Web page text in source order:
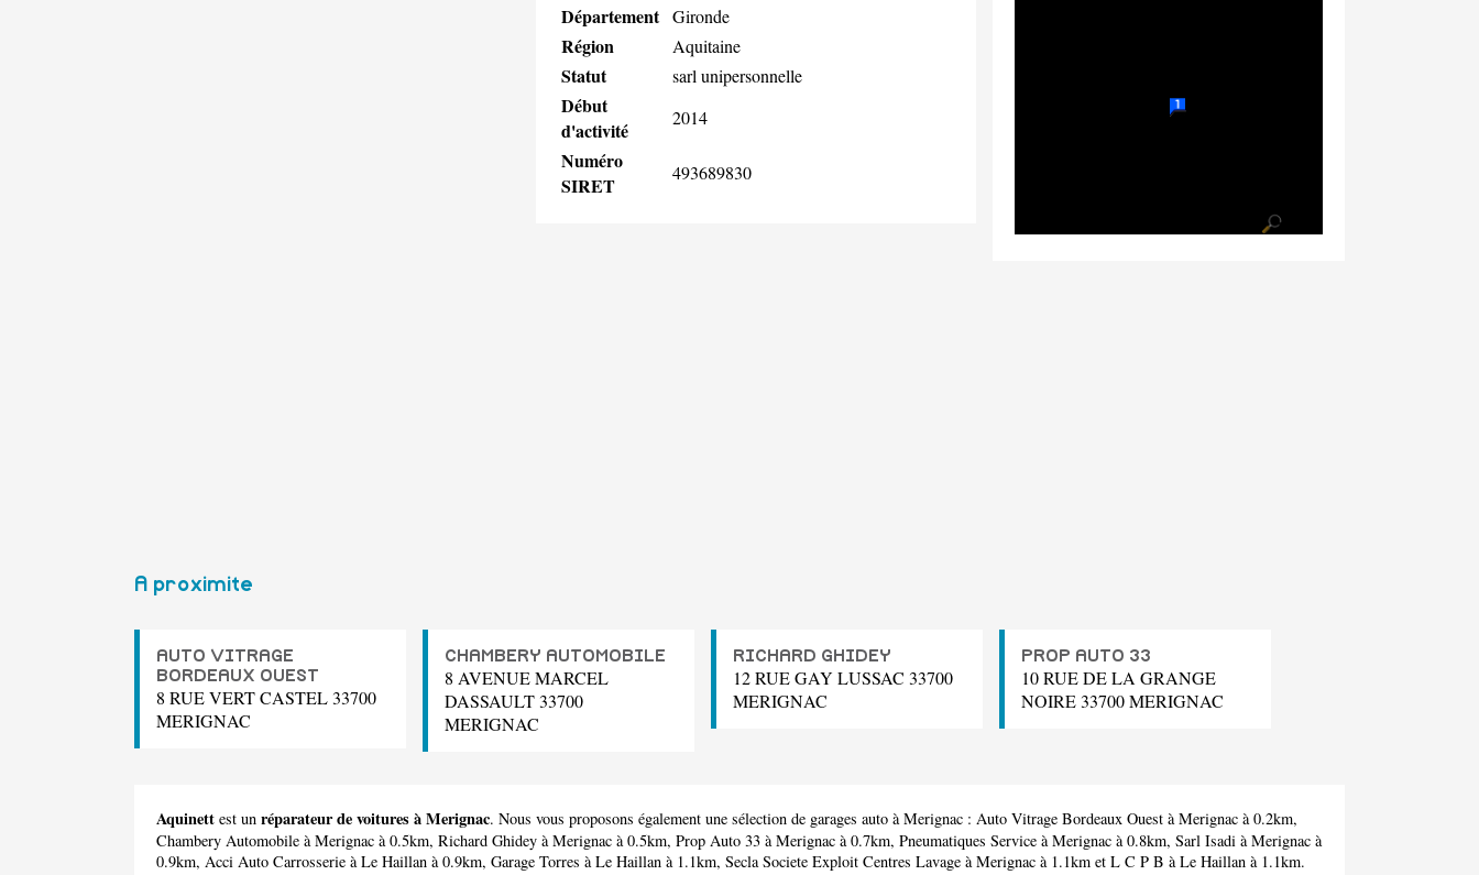
Département Gironde
Région Aquitaine
Statut sarl unipersonnelle
Début
d'activité
2014
Numéro
SIRET
493689830
A proximite
AUTO VITRAGE
BORDEAUX OUEST
8 RUE VERT CASTEL 33700
MERIGNAC
CHAMBERY AUTOMOBILE
8 AVENUE MARCEL
DASSAULT 33700
MERIGNAC
RICHARD GHIDEY
12 RUE GAY LUSSAC 33700
MERIGNAC
PROP AUTO 33
10 RUE DE LA GRANGE
NOIRE 33700 MERIGNAC
Aquinett est un réparateur de voitures à Merignac. Nous vous proposons également une sélection de garages auto à Merignac : Auto Vitrage Bordeaux Ouest à Merignac à 0.2km,
Chambery Automobile à Merignac à 0.5km, Richard Ghidey à Merignac à 0.5km, Prop Auto 33 à Merignac à 0.7km, Pneumatiques Service à Merignac à 0.8km, Sarl Isadi à Merignac à
0.9km, Acci Auto Carrosserie à Le Haillan à 0.9km, Garage Torres à Le Haillan à 1.1km, Secla Societe Exploit Centres Lavage à Merignac à 1.1km et L C P B à Le Haillan à 1.1km.